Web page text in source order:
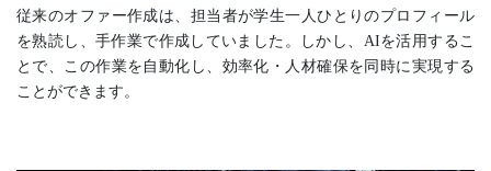
従来のオファー作成は、担当者が学生一人ひとりのプロフィール
を熟読し、手作業で作成していました。しかし、AIを活用するこ
とで、この作業を自動化し、効率化・人材確保を同時に実現する
ことができます。